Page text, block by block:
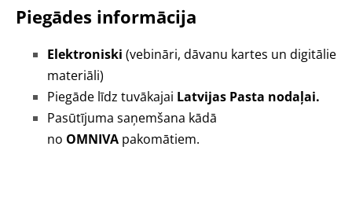
Piegādes informācija
Elektroniski (vebināri, dāvanu kartes un digitālie
materiāli)
Piegāde līdz tuvākajai Latvijas Pasta nodaļai.
Pasūtījuma saņemšana kādā
no OMNIVA pakomātiem.